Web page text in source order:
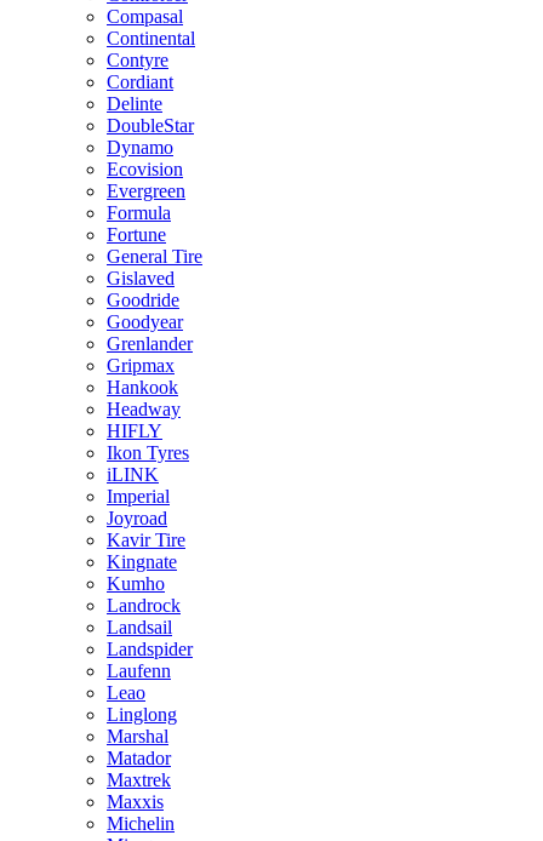
Compasal
Continental
Contyre
Cordiant
Delinte
DoubleStar
Dynamo
Ecovision
Evergreen
Formula
Fortune
General Tire
Gislaved
Goodride
Goodyear
Grenlander
Gripmax
Hankook
Headway
HIFLY
Ikon Tyres
iLINK
Imperial
Joyroad
Kavir Tire
Kingnate
Kumho
Landrock
Landsail
Landspider
Laufenn
Leao
Linglong
Marshal
Matador
Maxtrek
Maxxis
Michelin